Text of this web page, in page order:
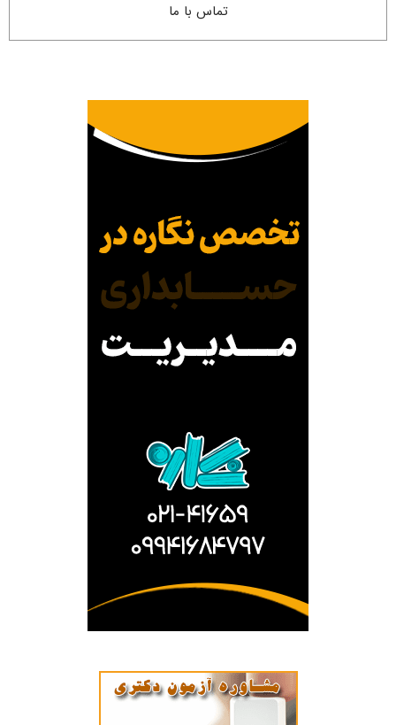
تماس با ما